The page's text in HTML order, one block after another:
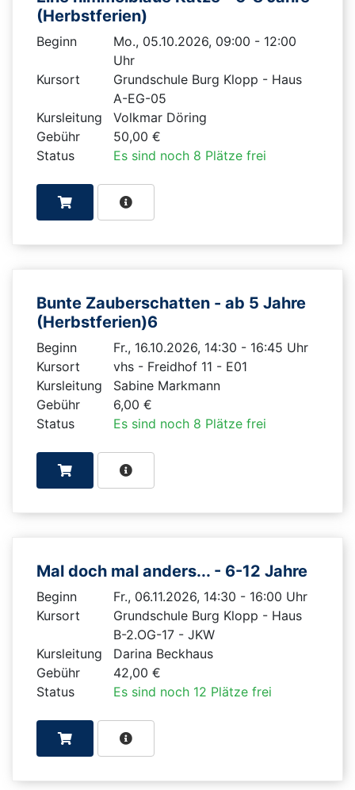
(Herbstferien)
Beginn
Mo., 05.10.2026, 09:00 - 12:00
Uhr
Kursort
Grundschule Burg Klopp - Haus
A-EG-05
Kursleitung
Volkmar Döring
Gebühr
50,00 €
Status
Es sind noch 8 Plätze frei
Bunte Zauberschatten - ab 5 Jahre
(Herbstferien)6
Beginn
Fr., 16.10.2026, 14:30 - 16:45 Uhr
Kursort
vhs - Freidhof 11 - E01
Kursleitung
Sabine Markmann
Gebühr
6,00 €
Status
Es sind noch 8 Plätze frei
Mal doch mal anders... - 6-12 Jahre
Beginn
Fr., 06.11.2026, 14:30 - 16:00 Uhr
Kursort
Grundschule Burg Klopp - Haus
B-2.OG-17 - JKW
Kursleitung
Darina Beckhaus
Gebühr
42,00 €
Status
Es sind noch 12 Plätze frei